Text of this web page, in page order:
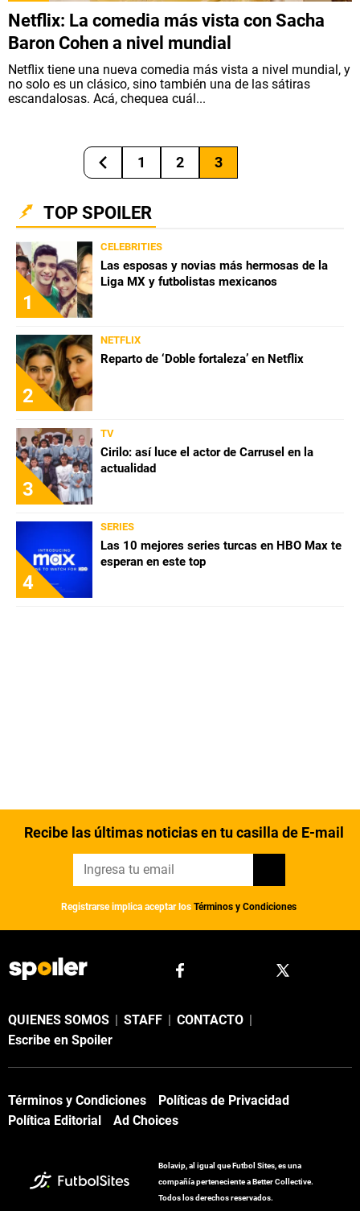
Netflix: La comedia más vista con Sacha
Baron Cohen a nivel mundial
Netflix tiene una nueva comedia más vista a nivel mundial, y
no solo es un clásico, sino también una de las sátiras
escandalosas. Acá, chequea cuál...
1 2 3
TOP SPOILER
1
CELEBRITIES
Las esposas y novias más hermosas de la
Liga MX y futbolistas mexicanos
2
NETFLIX
Reparto de ‘Doble fortaleza’ en Netflix
3
TV
Cirilo: así luce el actor de Carrusel en la
actualidad
4
SERIES
Las 10 mejores series turcas en HBO Max te
esperan en este top
Recibe las últimas noticias en tu casilla de E-mail
Registrarse implica aceptar los Términos y Condiciones
QUIENES SOMOS | STAFF | CONTACTO |
Escribe en Spoiler
Términos y Condiciones
Políticas de Privacidad
Política Editorial
Ad Choices
Bolavip, al igual que Futbol Sites, es una
compañía perteneciente a Better Collective.
Todos los derechos reservados.